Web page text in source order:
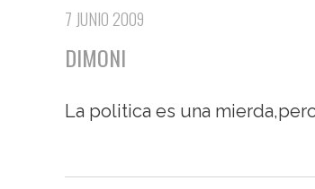
7 JUNIO 2009
DIMONI
La politica es una